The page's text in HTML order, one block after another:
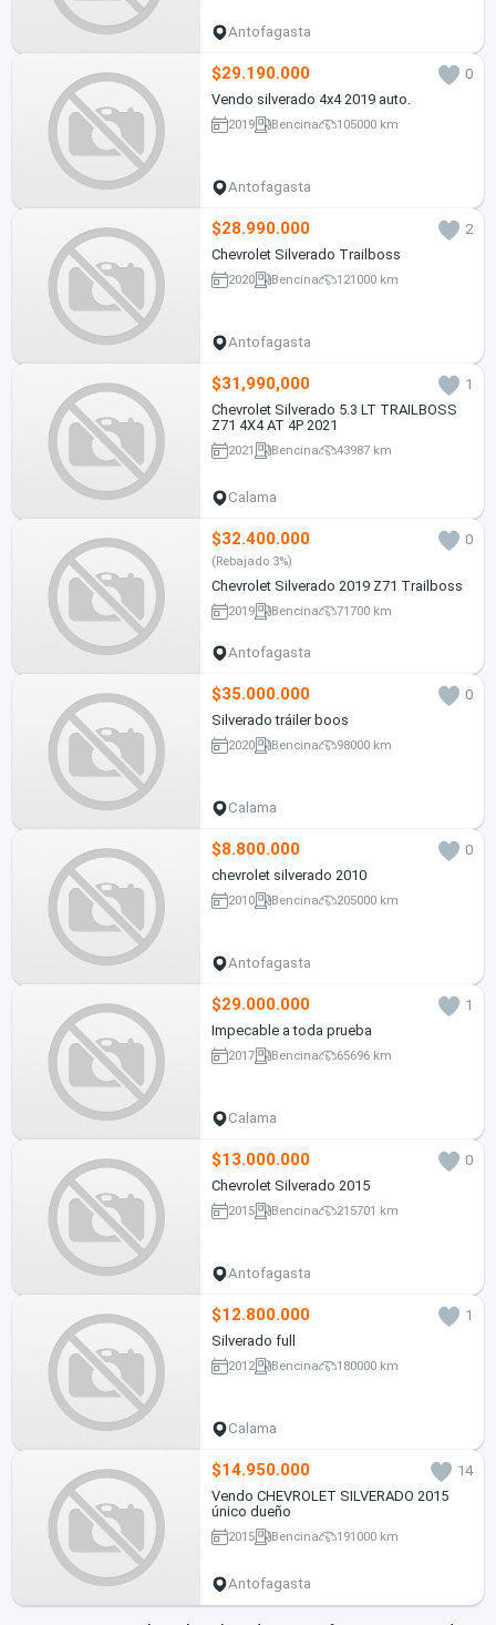
Antofagasta
$29.190.000
0
Vendo silverado 4x4 2019 auto.
2019 Bencina 105000 km
Antofagasta
$28.990.000
2
Chevrolet Silverado Trailboss
2020 Bencina 121000 km
Antofagasta
$31,990,000
1
Chevrolet Silverado 5.3 LT TRAILBOSS
Z71 4X4 AT 4P 2021
2021 Bencina 43987 km
Calama
$32.400.000 0
(Rebajado 3%)
Chevrolet Silverado 2019 Z71 Trailboss
2019 Bencina 71700 km
Antofagasta
$35.000.000
0
Silverado tráiler boos
2020 Bencina 98000 km
Calama
$8.800.000
0
chevrolet silverado 2010
2010 Bencina 205000 km
Antofagasta
$29.000.000
1
Impecable a toda prueba
2017 Bencina 65696 km
Calama
$13.000.000
0
Chevrolet Silverado 2015
2015 Bencina 215701 km
Antofagasta
$12.800.000
1
Silverado full
2012 Bencina 180000 km
Calama
$14.950.000
14
Vendo CHEVROLET SILVERADO 2015
único dueño
2015 Bencina 191000 km
Antofagasta